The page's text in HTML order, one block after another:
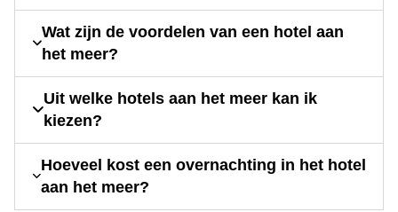
Wat zijn de voordelen van een hotel aan
het meer?
Uit welke hotels aan het meer kan ik
kiezen?
Hoeveel kost een overnachting in het hotel
aan het meer?